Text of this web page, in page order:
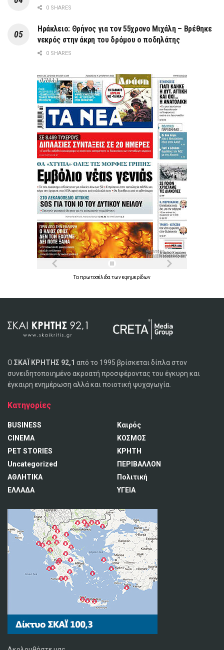
0 SHARES
Ηράκλειο: Θρήνος για τον 55χρονο Μιχάλη – Βρέθηκε
νεκρός στην άκρη του δρόμου ο ποδηλάτης
0 SHARES
Ταπρωτοσέλιδατωνεφημερίδων
Ο ΣΚΑΪ ΚΡΗΤΗΣ 92,1 από το 1995 βρίσκεται δίπλα στον
συνειδητοποιημένο ακροατή προσφέροντας του έγκυρη και
έγκαιρη ενημέρωση αλλά και ποιοτική ψυχαγωγία.
Κατηγορίες
BUSINESS
CINEMA
PET STORIES
Uncategorized
ΑΘΛΗΤΙΚΑ
ΕΛΛΑΔΑ
Καιρός
ΚΟΣΜΟΣ
ΚΡΗΤΗ
ΠΕΡΙΒΑΛΛΟΝ
Πολιτική
ΥΓΕΙΑ